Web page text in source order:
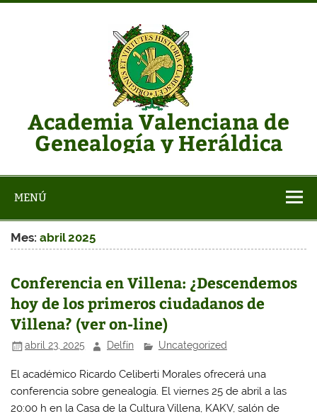
Saltar
Academia Valenciana de
Genealogía y Heráldica
MENÚ
Mes:abril 2025
Conferencia en Villena: ¿Descendemos
hoy de los primeros ciudadanos de
Villena? (ver on-line)
abril 23, 2025 Delfín Uncategorized
El académico Ricardo Celiberti Morales ofrecerá una
conferencia sobre genealogía. El viernes 25 de abril a las
20:00 h en la Casa de la Cultura Villena, KAKV, salón de